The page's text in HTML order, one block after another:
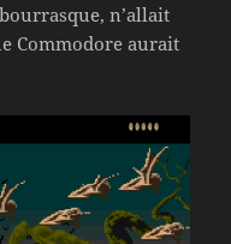
n’allait
Commodore aurait